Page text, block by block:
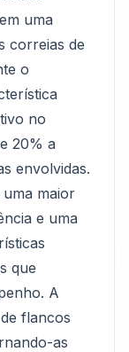
uma
correias de
o
no
20% a
envolvidas.
maior
e uma
que
A
flancos
as